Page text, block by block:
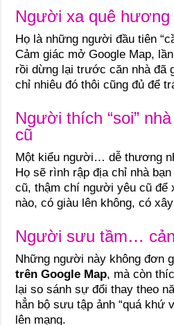
Người xa quê hương
Họ là những người đầu tiên
Cảm giác mở Google Map,
rồi dừng lại trước căn nhà đã
chỉ nhiêu đó thôi cũng đủ để
Người thích “soi”
cũ
Một kiểu người… dễ thương
Họ sẽ rình rập địa chỉ nhà
cũ, thậm chí người yêu cũ để
nào, có giàu lên không, có
Người sưu tầm…
Những người này không đơn
trên Google Map, mà còn
lại so sánh sự đổi thay theo
hẳn bộ sưu tập ảnh “quá khứ
lên mạng.